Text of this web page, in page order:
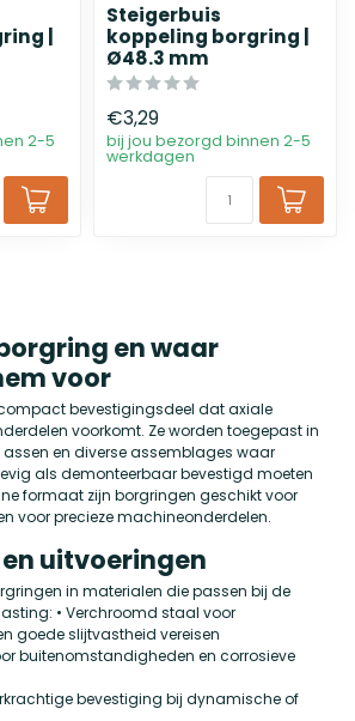
|
2-5
Steigerbuis
koppeling borgring |
Ø48.3 mm
€3,29
bij jou bezorgd binnen 2-5
werkdagen
en waar
voor
bevestigingsdeel dat axiale
voorkomt. Ze worden toegepast in
assen en diverse assemblages waar
als demonteerbaar bevestigd moeten
formaat zijn borgringen geschikt voor
voor precieze machineonderdelen.
uitvoeringen
in materialen die passen bij de
• Verchroomd staal voor
goede slijtvastheid vereisen
buitenomstandigheden en corrosieve
bevestiging bij dynamische of